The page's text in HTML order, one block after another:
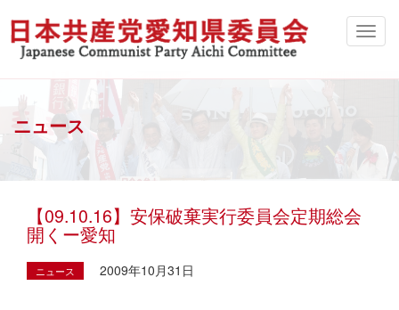
ニュース
【09.10.16】安保破棄実行委員会定期総会
開くー愛知
ニュース 2009年10月31日